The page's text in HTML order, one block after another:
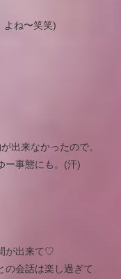
よね〜笑笑)
出来なかったので。
ー事態にも。(汗)
が出来て♡
の会話は楽し過ぎて